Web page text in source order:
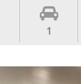
1